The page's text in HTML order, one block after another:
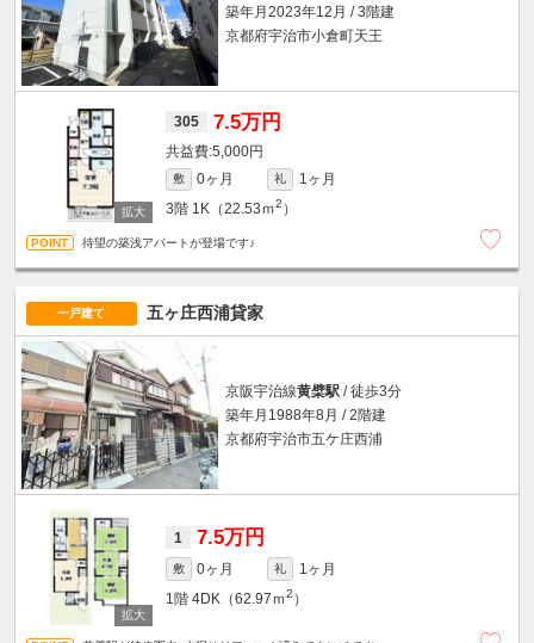
築年月2023年12月 / 3階建
京都府宇治市小倉町天王
305 7.5万円
5,000円
敷 0ヶ月 礼
1ヶ月
3階 1K（22.53ｍ2 ）
待望の築浅アパートが登場です♪
一戸建て 五ヶ庄西浦貸家
京阪宇治線黄檗駅/ 徒歩3分
築年月1988年8月 / 2階建
京都府宇治市五ケ庄西浦
1 7.5万円
敷 0ヶ月 礼
1ヶ月
1階 4DK（62.97ｍ2 ）